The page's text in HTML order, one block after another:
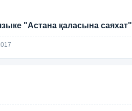
"Астана қаласына саяхат"